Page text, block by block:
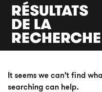
RÉSULTATS
DE LA
RECHERCHE
It seems we can’t find
searching can help.